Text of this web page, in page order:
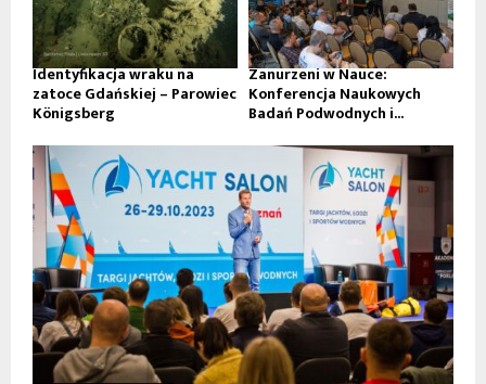
Identyfikacja wraku na
zatoce Gdańskiej – Parowiec
Königsberg
Zanurzeni w Nauce:
Konferencja Naukowych
Badań Podwodnych i...